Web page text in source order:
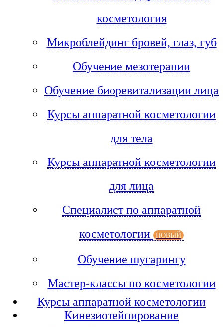
косметология
Микроблейдинг бровей, глаз, губ
Обучение мезотерапии
Обучение биоревитализации лица
Курсы аппаратной косметологии
для тела
Курсы аппаратной косметологии
для лица
Специалист по аппаратной
косметологии
НОВЫЙ
Обучение шугарингу
Мастер-классы по косметологии
Курсы аппаратной косметологии
Кинезиотейпирование